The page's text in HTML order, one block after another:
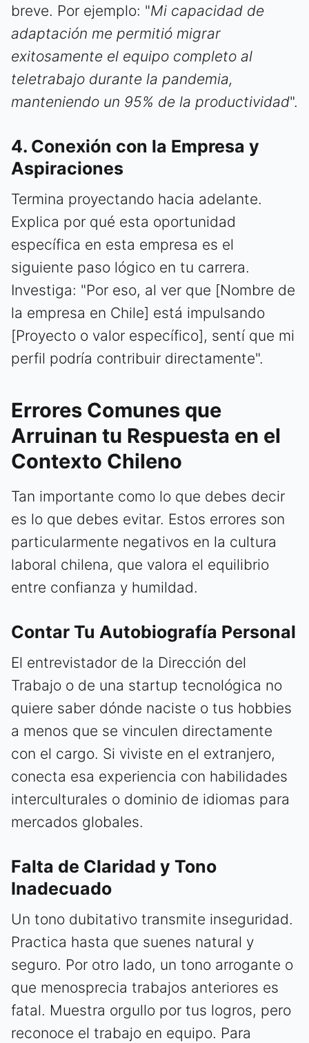
breve. Por ejemplo: "Mi capacidad de
adaptación me permitió migrar
exitosamente el equipo completo al
teletrabajo durante la pandemia,
manteniendo un 95% de la productividad".
4. Conexión con la Empresa y
Aspiraciones
Termina proyectando hacia adelante.
Explica por qué esta oportunidad
específica en esta empresa es el
siguiente paso lógico en tu carrera.
Investiga: "Por eso, al ver que [Nombre de
la empresa en Chile] está impulsando
[Proyecto o valor específico], sentí que mi
perfil podría contribuir directamente".
Errores Comunes que
Arruinan tu Respuesta en el
Contexto Chileno
Tan importante como lo que debes decir
es lo que debes evitar. Estos errores son
particularmente negativos en la cultura
laboral chilena, que valora el equilibrio
entre confianza y humildad.
Contar Tu Autobiografía Personal
El entrevistador de la Dirección del
Trabajo o de una startup tecnológica no
quiere saber dónde naciste o tus hobbies
a menos que se vinculen directamente
con el cargo. Si viviste en el extranjero,
conecta esa experiencia con habilidades
interculturales o dominio de idiomas para
mercados globales.
Falta de Claridad y Tono
Inadecuado
Un tono dubitativo transmite inseguridad.
Practica hasta que suenes natural y
seguro. Por otro lado, un tono arrogante o
que menosprecia trabajos anteriores es
fatal. Muestra orgullo por tus logros, pero
reconoce el trabajo en equipo. Para